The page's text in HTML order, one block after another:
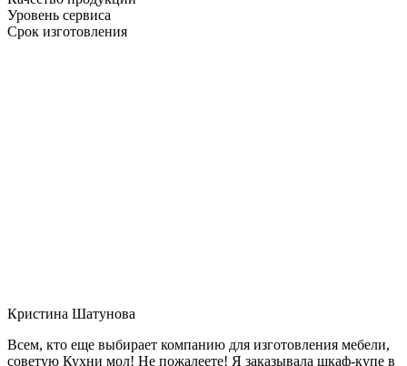
Уровень сервиса
Срок изготовления
Кристина Шатунова
Всем, кто еще выбирает компанию для изготовления мебели,
советую Кухни мол! Не пожалеете! Я заказывала шкаф-купе в